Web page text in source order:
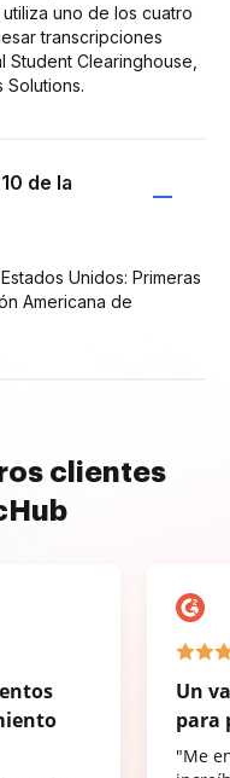
uno de los cuatro
transcripciones
Student Clearinghouse,
Solutions.
de la
Unidos: Primeras
Americana de
clientes
Un
para
"Me